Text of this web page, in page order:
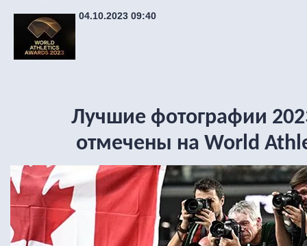
04.10.2023 09:40
Лучшие фотографии
отмечены на World